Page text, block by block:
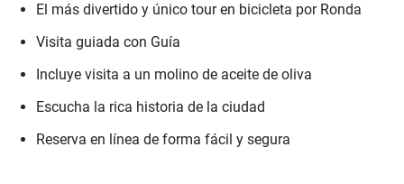
El más divertido y único tour en bicicleta por Ronda
Visita guiada con Guía
Incluye visita a un molino de aceite de oliva
Escucha la rica historia de la ciudad
Reserva en línea de forma fácil y segura